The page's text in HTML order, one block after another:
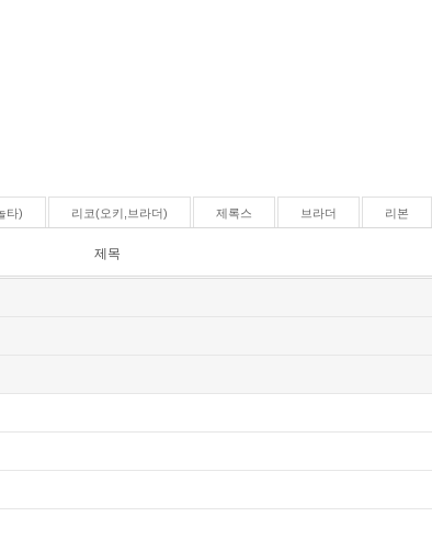
타) 리코(오키,브라더) 제록스 브라더 리본
제목